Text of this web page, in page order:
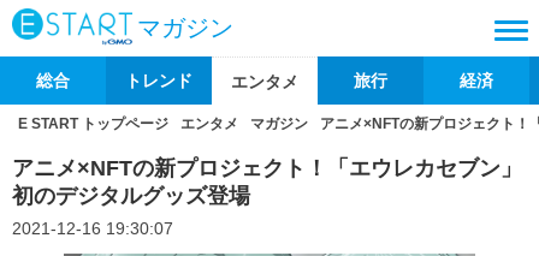
マガジン
総合 トレンド エンタメ 旅行 経済
E START トップページ エンタメ マガジン アニメ×NFTの新プロジェクト！
アニメ×NFTの新プロジェクト！「エウレカセブン」
初のデジタルグッズ登場
2021-12-16 19:30:07